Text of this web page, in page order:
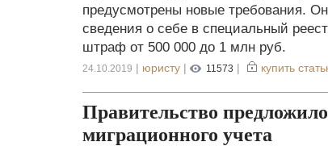
предусмотрены новые требования.
сведения о себе в специальный
штраф от 500 000 до 1 млн руб.
24.10.2019 | юристу | 11573 | купить
Правительство
миграционного учета